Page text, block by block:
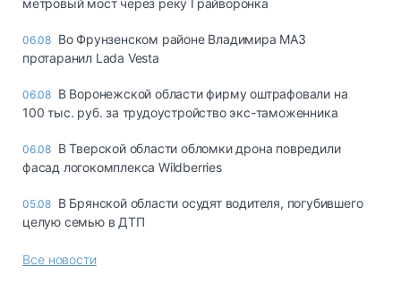
метровый мост через реку Грайворонка
06.08 Во Фрунзенском районе Владимира МАЗ
протаранил Lada Vesta
06.08 В Воронежской области фирму оштрафовали на
100 тыс. руб. за трудоустройство экс-таможенника
06.08 В Тверской области обломки дрона повредили
фасад логокомплекса Wildberries
05.08 В Брянской области осудят водителя, погубившего
целую семью в ДТП
Все новости